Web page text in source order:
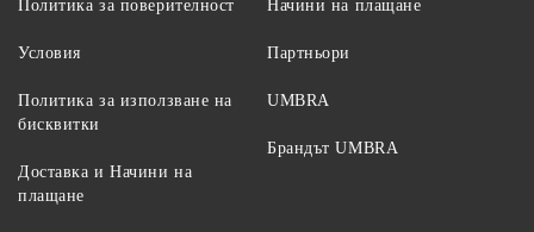
Политика за поверителност
Условия
Политика за използване на
бисквитки
Доставка и Начини на
плащане
Начини на плащане
Партньори
UMBRA
Брандът UMBRA